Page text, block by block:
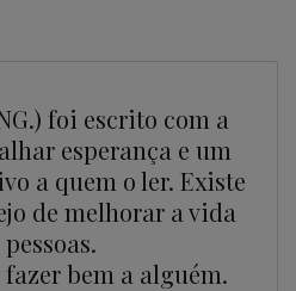
foi escrito com a
esperança e um
a quem o ler. Existe
de melhorar a vida
bem a alguém.